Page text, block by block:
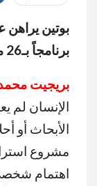
بوتين
برنامجاً بـ26 مليار دولار لإطالة العمر
بريجيت
الإنسان لم
الأبحاث أو
مشروع
اهتمام